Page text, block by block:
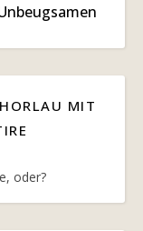
MIT
oder?